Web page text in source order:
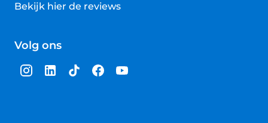
Bekijk hier de reviews
van
sterren
Volg ons